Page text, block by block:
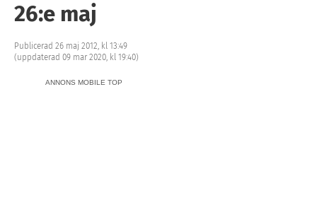
26:e maj
Publicerad 26 maj 2012, kl 13:49
(uppdaterad 09 mar 2020, kl 19:40)
ANNONS MOBILE TOP